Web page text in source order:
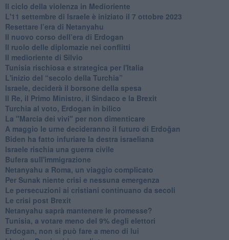
Il ciclo della violenza in Medioriente
L'11 settembre di Israele è iniziato il 7 ottobre 2023
Resettare l’era di Netanyahu
​Il nuovo corso dell’era di Erdogan
Il ruolo delle diplomazie nei conflitti
Il medioriente di Silvio
Tunisia rischiosa e strategica per l'Italia
L'inizio del “secolo della Turchia”
Israele, deciderà il borsone della spesa
Il Re, il Primo Ministro, il Sindaco e la Brexit
Turchia al voto, Erdogan in bilico
La "Marcia dei vivi" per non dimenticare
A maggio le urne decideranno il futuro di Erdoğan
Biden ha fatto infuriare la destra israeliana
Israele rischia una guerra civile
Bufera sull'immigrazione
Netanyahu a Roma, un viaggio complicato
Per Sunak niente crisi e nessuna emergenza
Le persecuzioni ai cristiani continuano da secoli
Le crisi post Brexit
Netanyahu saprà mantenere le promesse?
Tunisia, a votare meno del 9% degli elettori
Erdogan, non si può fare a meno di lui